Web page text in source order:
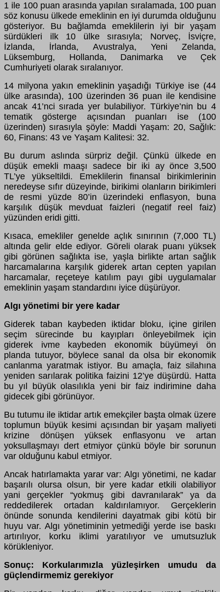
1 ile 100 puan arasında yapılan sıralamada, 100 puan
söz konusu ülkede emeklinin en iyi durumda olduğunu
gösteriyor. Bu bağlamda emeklilerin iyi bir yaşam
sürdükleri ilk 10 ülke sırasıyla; Norveç, İsviçre,
İzlanda, İrlanda, Avustralya, Yeni Zelanda,
Lüksemburg, Hollanda, Danimarka ve Çek
Cumhuriyeti olarak sıralanıyor.
14 milyona yakın emeklinin yaşadığı Türkiye ise (44
ülke arasında), 100 üzerinden 36 puan ile kendisine
ancak 41’nci sırada yer bulabiliyor. Türkiye’nin bu 4
tematik gösterge açısından puanları ise (100
üzerinden) sırasıyla şöyle: Maddi Yaşam: 20, Sağlık:
60, Finans: 43 ve Yaşam Kalitesi: 32.
Bu durum aslında sürpriz değil. Çünkü ülkede en
düşük emekli maaşı sadece bir iki ay önce 3,500
TL’ye yükseltildi. Emeklilerin finansal birikimlerinin
neredeyse sıfır düzeyinde, birikimi olanların birikimleri
de resmi yüzde 80’in üzerindeki enflasyon, buna
karşılık düşük mevduat faizleri (negatif reel faiz)
yüzünden eridi gitti.
Kısaca, emekliler genelde açlık sınırının (7,000 TL)
altında gelir elde ediyor. Göreli olarak puanı yüksek
gibi görünen sağlıkta ise, yaşla birlikte artan sağlık
harcamalarına karşılık giderek artan cepten yapılan
harcamalar, reçeteye katılım payı gibi uygulamalar
emeklinin yaşam standardını iyice düşürüyor.
Algı yönetimi bir yere kadar
Giderek taban kaybeden iktidar bloku, içine girilen
seçim sürecinde bu kayıpları önleyebilmek için
giderek ivme kaybeden ekonomik büyümeyi ön
planda tutuyor, böylece sanal da olsa bir ekonomik
canlanma yaratmak istiyor. Bu amaçla, faiz silahına
yeniden sarılarak politika faizini 12’ye düşürdü. Hatta
bu yıl büyük olasılıkla yeni bir faiz indirimine daha
gidecek gibi görünüyor.
Bu tutumu ile iktidar artık emekçiler başta olmak üzere
toplumun büyük kesimi açısından bir yaşam maliyeti
krizine dönüşen yüksek enflasyonu ve artan
yoksullaşmayı dert etmiyor çünkü böyle bir sorunun
var olduğunu kabul etmiyor.
Ancak hatırlamakta yarar var: Algı yönetimi, ne kadar
başarılı olursa olsun, bir yere kadar etkili olabiliyor
yani gerçekler “yokmuş gibi davranılarak” ya da
reddedilerek ortadan kaldırılamıyor. Gerçeklerin
önünde sonunda kendilerini dayatmak gibi kötü bir
huyu var. Algı yönetiminin yetmediği yerde ise baskı
artırılıyor, korku iklimi yaratılıyor ve umutsuzluk
körükleniyor.
Sonuç: Korkularımızla yüzleşirken umudu da
güçlendirmemiz gerekiyor